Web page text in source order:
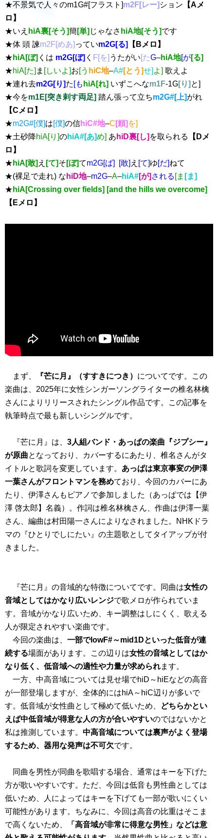
★不景気で人々のm1G#[フラスト]m2F[レー] ション 【Aメ
ロ】
★いえ hiA裏[そう]簡 [単] じゃなさ hiA地[そう]です
★体 頭 諫m2F[めあ] っていm2G[る]
【Bメロ】
★ hiA[ぼ] くは m2G[ぼ] く F[を] うたがい[たG–hiA地[が[る]
★hiA[た] ま [しいよ]お[う hiC地–A#[とう]せ] よ] 歌えよ
★連れ去m2G[り]た [も hiA[れ] いずこへなm1F-1G[り] と]
★今をm1E[突き剌す両足] 踏ん張って立ちm2G#[上]がれ
【Cメロ】
★m2G#[僕]は[僕]の信hiC#地–C [頼] を]
★土砂降hiA[り]のhiA#[あ]め] あ hiD裏[し] を取られる
【Dメ
ロ】
★ hiA[敢] え [て]そ [ぼ]てm2G[ば] [敢] え [て]ゆ[だ]ねて
★(裸足で走れ) な hiD地–m2G–A–hiA#[が] される [ま [ま]
★ hiA[Crossing over fields] [and the hills we overcome]
【Eメロ】
まず、 『芒に月』（すすきにつき） についてです。この
楽曲は、2025年に女性シンガーソングライターの椎名林檎
さんによりリリースされたシングル作品です。この記事を
執筆時点で最も新しいシングルです。
『芒に月』は、 3人組バンド・あっぱの楽曲『ジプシー』
が原曲となっており、カバーするにあたり、椎名さんがタ
イトルと歌詞を変更しています。 あっぱは東京事変の伊澤
一葉さんがフロントマンを務めており、今回のカバーにあ
たり、伊澤さんもピアノで参加しました（あっぱでは【伊
澤 啓太郎】名義）。作詞は椎名林檎さん、作曲は伊澤一葉
さん、編曲は村田陽一さんによりなされました。NHKドラ
マの『ひとりでしにたい』の主題歌としてタイアップが付
きました。
『芒に月』の音域的な特徴についてです。同曲は女性の
音域としてはかなり広いレンジで歌メロが作られていま
す。音域がかなり広いため、キー調整はしにくく、歌える
人が限定されやすい楽曲です。
今回の楽曲は、 一部でlowF#～mid1Dといった低音が連
続する場面があります。この辺りは女性の音域としてはか
なり低く、低音域への適性や力量が求められます。
一方、中高音域については見せ場でhiD～hiEなどの高音
が一部登場しますが、全体的にはhiA～hiC辺りが多いで
す。低音域が女性曲として極めて低いため、
どちらかとい
えば中低音域が得意な人の方が合いやすいのではないかと
私は推測しています。 中高音域については裏声がよく登場
するため、器用な発声は不可欠です。
同曲を男性が同曲を歌唱する場合、通常はキーを下げた
方が歌いやすいです。ただ、今回は低音も男性曲としては
低いため、人によってはキーを下げても一部が歌いにくい
可能性があります。ちなみに、今回は高音の比重はそこま
で高くないため、
「高音域が非常に得意な男性」などは意